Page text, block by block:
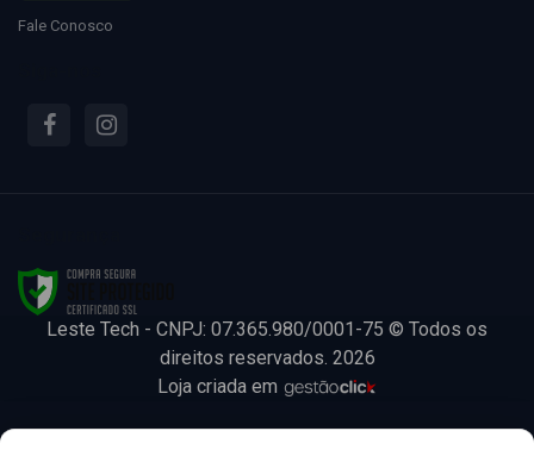
Fale Conosco
Leste Tech - CNPJ: 07.365.980/0001-75 © Todos os
direitos reservados. 2026
Loja criada em